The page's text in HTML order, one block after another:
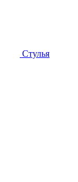
Стулья